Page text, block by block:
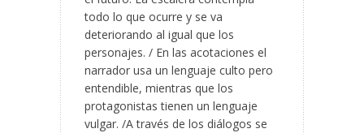
todo lo que ocurre y se va
deteriorando al igual que los
personajes. / En las acotaciones el
narrador usa un lenguaje culto pero
entendible, mientras que los
protagonistas tienen un lenguaje
vulgar. /A través de los diálogos se